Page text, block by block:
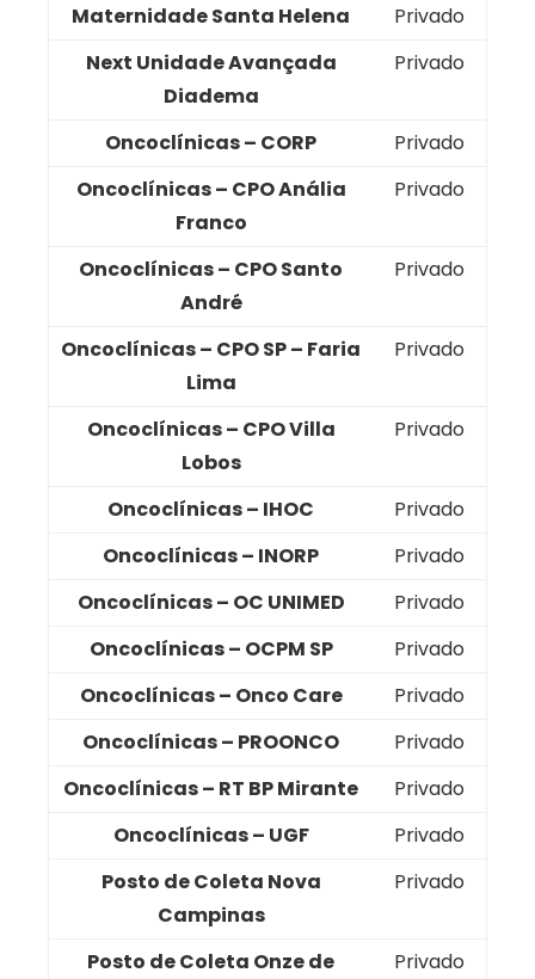
Maternidade Santa Helena
Privado
Next Unidade Avançada
Diadema
Privado
Oncoclínicas – CORP
Privado
Oncoclínicas – CPO Anália
Franco
Privado
Oncoclínicas – CPO Santo
André
Privado
Oncoclínicas – CPO SP – Faria
Lima
Privado
Oncoclínicas – CPO Villa
Lobos
Privado
Oncoclínicas – IHOC
Privado
Oncoclínicas – INORP
Privado
Oncoclínicas – OC UNIMED
Privado
Oncoclínicas – OCPM SP
Privado
Oncoclínicas – Onco Care
Privado
Oncoclínicas – PROONCO
Privado
Oncoclínicas – RT BP Mirante
Privado
Oncoclínicas – UGF
Privado
Posto de Coleta Nova
Campinas
Privado
Posto de Coleta Onze de
Privado